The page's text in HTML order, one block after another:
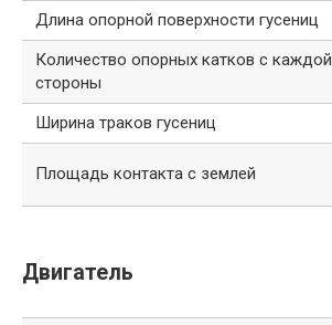
Длина опорной поверхности гусениц
Количество опорных катков с каждой
стороны
Ширина траков гусениц
Площадь контакта с землей
Двигатель